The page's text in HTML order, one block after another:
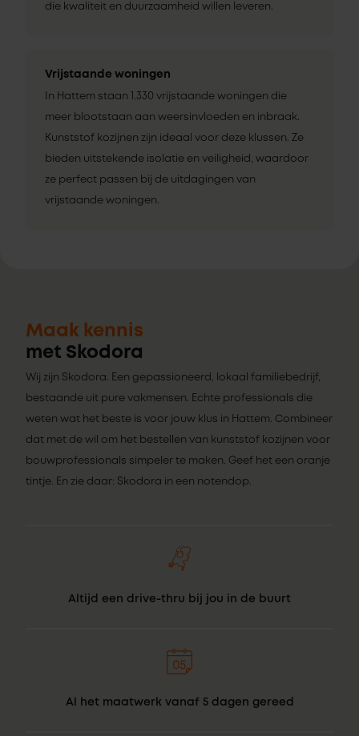
die kwaliteit en duurzaamheid willen leveren.
Vrijstaande woningen
In Hattem staan 1.330 vrijstaande woningen die
meer blootstaan aan weersinvloeden en inbraak.
Kunststof kozijnen zijn ideaal voor deze klussen. Ze
bieden uitstekende isolatie en veiligheid, waardoor
ze perfect passen bij de uitdagingen van
vrijstaande woningen.
Maak kennis
met Skodora
Wij zijn Skodora. Een gepassioneerd, lokaal familiebedrijf,
bestaande uit pure vakmensen. Echte professionals die
weten wat het beste is voor jouw klus in Hattem. Combineer
dat met de wil om het bestellen van kunststof kozijnen voor
bouwprofessionals simpeler te maken. Geef het een oranje
tintje. En zie daar: Skodora in een notendop.
Altijd een drive-thru bij jou in de buurt
Al het maatwerk vanaf 5 dagen gereed